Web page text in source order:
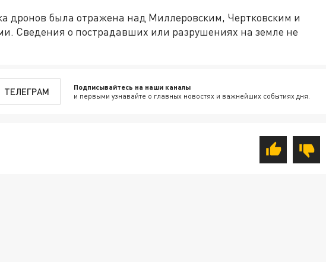
дронов была отражена над Миллеровским, Чертковским и
Сведения о пострадавших или разрушениях на земле не
ТЕЛЕГРАМ Подписывайтесь на наши каналы
и первыми узнавайте о главных новостях и важнейших событиях дня.